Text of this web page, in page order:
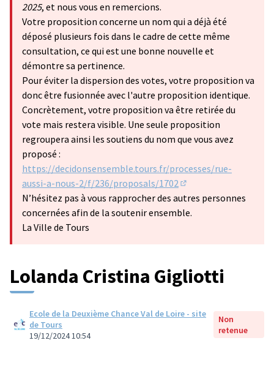
2025, et nous vous en remercions.
Votre proposition concerne un nom qui a déjà été
déposé plusieurs fois dans le cadre de cette même
consultation, ce qui est une bonne nouvelle et
démontre sa pertinence.
Pour éviter la dispersion des votes, votre proposition va
donc être fusionnée avec l'autre proposition identique.
Concrètement, votre proposition va être retirée du
vote mais restera visible. Une seule proposition
regroupera ainsi les soutiens du nom que vous avez
proposé :
https://decidonsensemble.tours.fr/processes/rue-
aussi-a-nous-2/f/236/proposals/1702
(S'ouvre dans un
N’hésitez pas à vous rapprocher des autres personnes
concernées afin de la soutenir ensemble.
La Ville de Tours
Lolanda Cristina Gigliotti
Ecole de la Deuxième Chance Val de Loire - site
de Tours
19/12/2024 10:54
Non
retenue